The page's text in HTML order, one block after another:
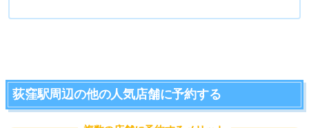
荻窪駅周辺の他の人気店舗に予約する